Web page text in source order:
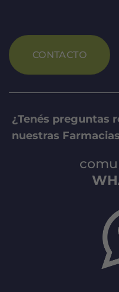
CONTACTO
¿Tenés preguntas
nuestras